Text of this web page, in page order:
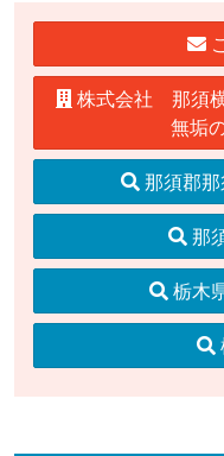
株式会社 那須
無垢
那須郡
那
栃木